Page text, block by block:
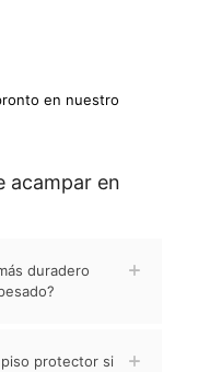
en nuestro
acampar en
duradero
protector si